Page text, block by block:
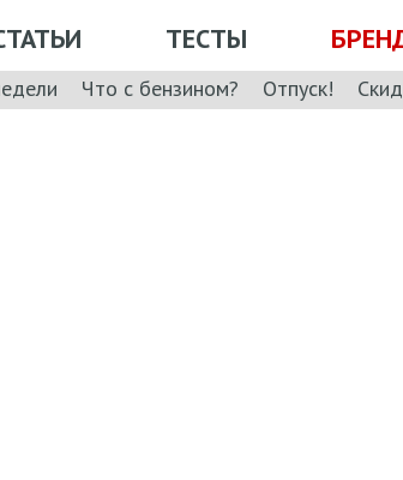
ТЕСТЫ
Что с бензином? Отпуск!